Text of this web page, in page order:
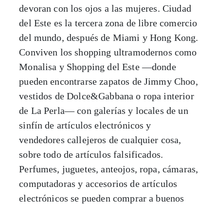
devoran con los ojos a las mujeres. Ciudad
del Este es la tercera zona de libre comercio
del mundo, después de Miami y Hong Kong.
Conviven los shopping ultramodernos como
Monalisa y Shopping del Este —donde
pueden encontrarse zapatos de Jimmy Choo,
vestidos de Dolce&Gabbana o ropa interior
de La Perla— con galerías y locales de un
sinfín de artículos electrónicos y
vendedores callejeros de cualquier cosa,
sobre todo de artículos falsificados.
Perfumes, juguetes, anteojos, ropa, cámaras,
computadoras y accesorios de artículos
electrónicos se pueden comprar a buenos